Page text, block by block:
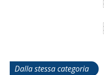
Dalla stessa categoria